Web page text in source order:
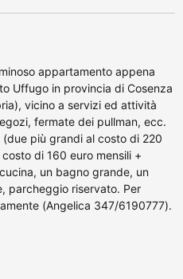
appartamento appena
Uffugo in provincia di Cosenza
vicino a servizi ed attività
fermate dei pullman, ecc.
più grandi al costo di 220
di 160 euro mensili +
un bagno grande, un
parcheggio riservato. Per
(Angelica 347/6190777).